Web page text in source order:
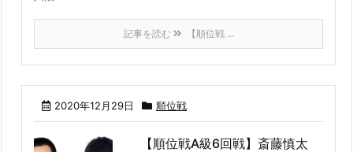
記事を読む 【順位戦 ...
2020年12月29日 順位戦
【順位戦A級6回戦】斎藤慎太